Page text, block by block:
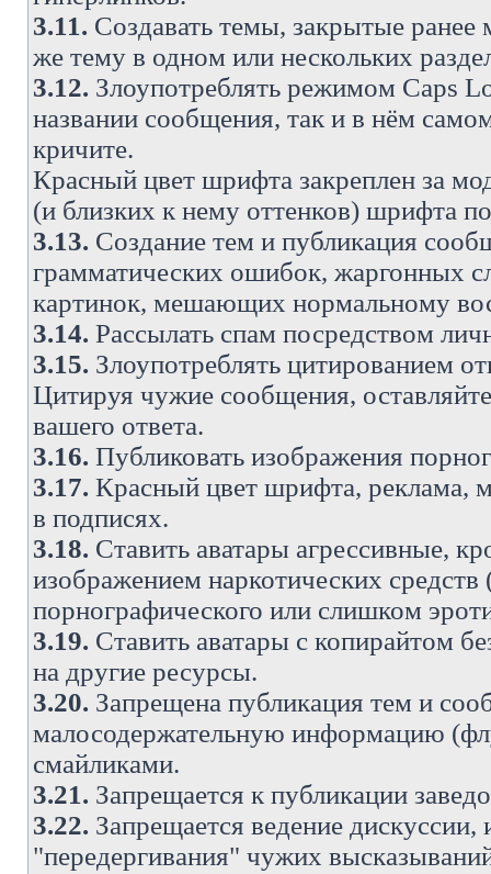
3.11. Создавать темы, закрытые ранее
же тему в одном или нескольких
3.12. Злоупотреблять режимом Caps
названии сообщения, так и в нём
кричите.
Красный цвет шрифта закреплен за
(и близких к нему оттенков) шрифта
3.13. Создание тем и публикация
грамматических ошибок, жаргонных
картинок, мешающих нормальному
3.14. Рассылать спам посредством
3.15. Злоупотреблять цитированием
Цитируя чужие сообщения,
вашего ответа.
3.16. Публиковать изображения
3.17. Красный цвет шрифта, реклама,
в подписях.
3.18. Ставить аватары агрессивные,
изображением наркотических
порнографического или слишком
3.19. Ставить аватары с копирайтом
на другие ресурсы.
3.20. Запрещена публикация тем и
малосодержательную информацию
смайликами.
3.21. Запрещается к публикации
3.22. Запрещается ведение
"передергивания" чужих